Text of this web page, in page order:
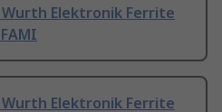
Elektronik Ferrite
Elektronik Ferrite